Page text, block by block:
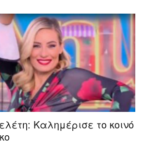
Καλημέρισε το κοινό